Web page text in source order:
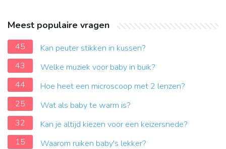
Meest populaire vragen
45
Kan peuter stikken in kussen?
43
Welke muziek voor baby in buik?
44
Hoe heet een microscoop met 2 lenzen?
25
Wat als baby te warm is?
32
Kan je altijd kiezen voor een keizersnede?
15
Waarom ruiken baby's lekker?